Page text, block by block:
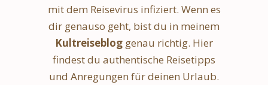
mit dem Reisevirus infiziert. Wenn es
dir genauso geht, bist du in meinem
Kultreiseblog genau richtig. Hier
findest du authentische Reisetipps
und Anregungen für deinen Urlaub.